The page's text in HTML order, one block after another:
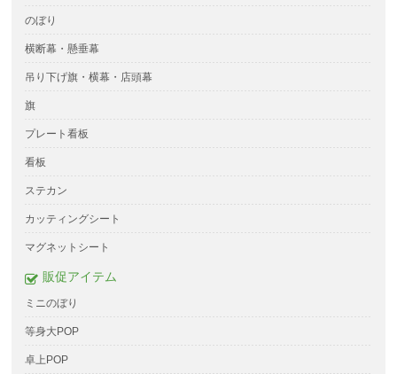
のぼり
横断幕・懸垂幕
吊り下げ旗・横幕・店頭幕
旗
プレート看板
看板
ステカン
カッティングシート
マグネットシート
販促アイテム
ミニのぼり
等身大POP
卓上POP